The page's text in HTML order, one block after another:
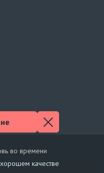
во времени
качестве